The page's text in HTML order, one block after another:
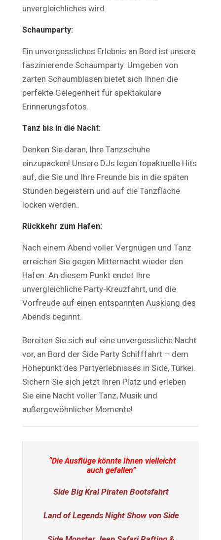
unvergleichliches wird.
Schaumparty:
Ein unvergessliches Erlebnis an Bord ist unsere
faszinierende Schaumparty. Umgeben von
zarten Schaumblasen bietet sich Ihnen die
perfekte Gelegenheit für spektakuläre
Erinnerungsfotos.
Tanz bis in die Nacht:
Denken Sie daran, Ihre Tanzschuhe
einzupacken! Unsere DJs legen topaktuelle Hits
auf, die Sie und Ihre Freunde bis in die späten
Stunden begeistern und auf die Tanzfläche
locken werden.
Rückkehr zum Hafen:
Nach einem Abend voller Vergnügen und Tanz
erreichen Sie gegen Mitternacht wieder den
Hafen. An diesem Punkt endet Ihre
unvergleichliche Party-Kreuzfahrt, und die
Vorfreude auf einen entspannten Ausklang des
Abends beginnt.
Bereiten Sie sich auf eine unvergessliche Nacht
vor, an Bord der Side Party Schifffahrt – dem
Höhepunkt des Partyerlebnisses in Side, Türkei.
Sichern Sie sich jetzt Ihren Platz und erleben
Sie eine Nacht voller Tanz, Musik und
außergewöhnlicher Momente!
“Die Ausflüge könnte Ihnen vielleicht
auch gefallen”
Side Big Kral Piraten Bootsfahrt
Land of Legends Night Show von Side